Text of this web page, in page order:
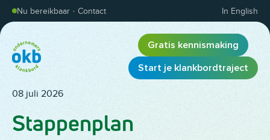
Overslaan en inhoud weergeven
Nu bereikbaar · Contact In English
Gratis kennismaking
Start je klankbordtraject
08 juli 2026
Stappenplan